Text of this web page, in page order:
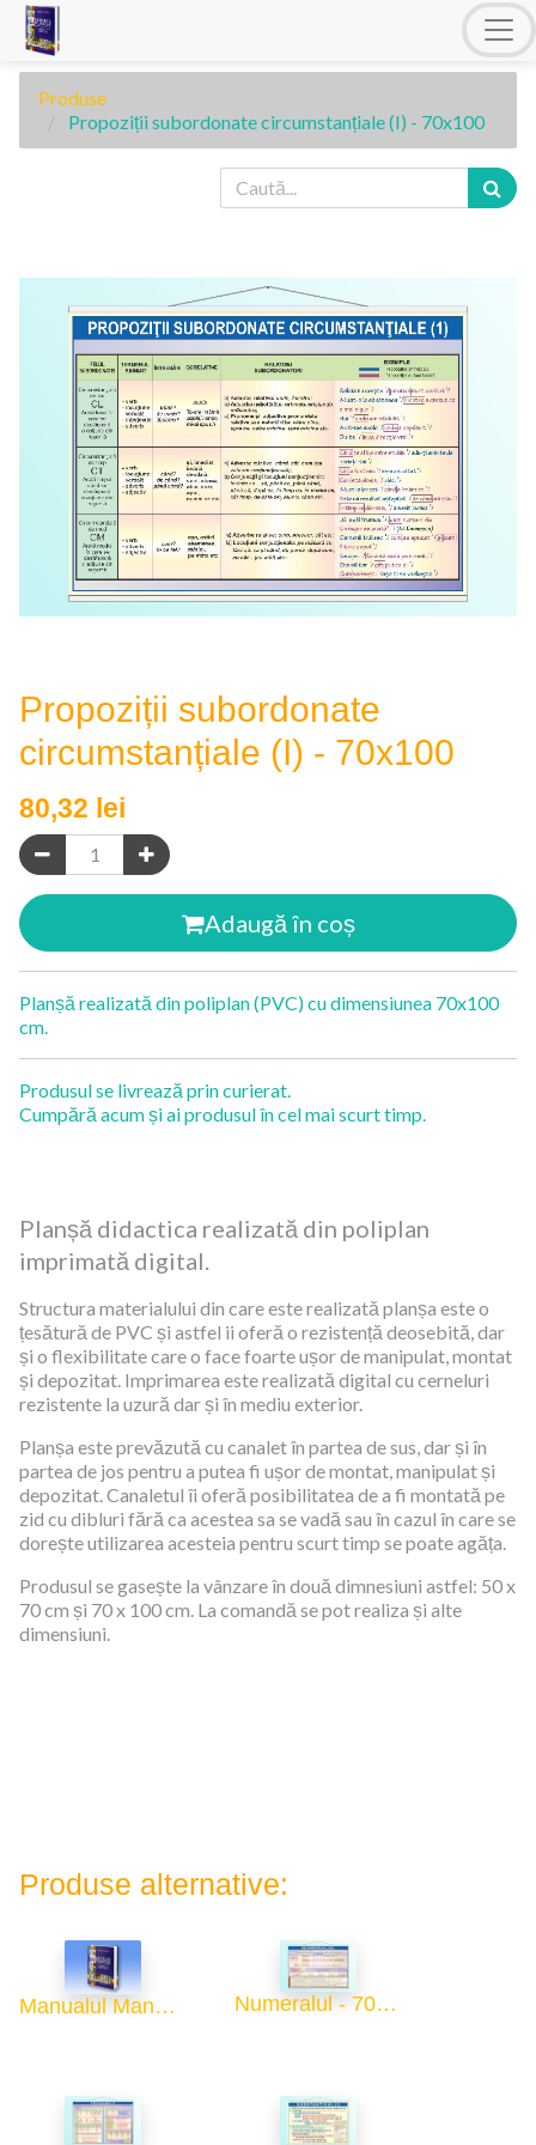
Produse
Propoziții subordonate circumstanțiale (I) - 70x100
Propoziții subordonate
circumstanțiale (I) - 70x100
80,32 lei
Adaugă în coș
Planșă realizată din poliplan (PVC) cu dimensiunea 70x100
cm.
Produsul se livrează prin curierat.
Cumpără acum și ai produsul în cel mai scurt timp.
Planșă didactica realizată din poliplan
imprimată digital.
Structura materialului din care este realizată planșa este o
țesătură de PVC și astfel ii oferă o rezistență deosebită, dar
și o flexibilitate care o face foarte ușor de manipulat, montat
și depozitat. Imprimarea este realizată digital cu cerneluri
rezistente la uzură dar și în mediu exterior.
Planșa este prevăzută cu canalet în partea de sus, dar și în
partea de jos pentru a putea fi ușor de montat, manipulat și
depozitat. Canaletul îi oferă posibilitatea de a fi montată pe
zid cu dibluri fără ca acestea sa se vadă sau în cazul în care se
dorește utilizarea acesteia pentru scurt timp se poate agăța.
Produsul se gasește la vânzare în două dimnesiuni astfel: 50 x
70 cm și 70 x 100 cm. La comandă se pot realiza și alte
dimensiuni.
Produse alternative:
Manualul Manualelor Numeralul - 70x100